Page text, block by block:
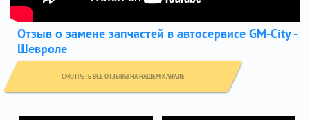
Отзыв о замене запчастей в автосервисе GM-City -
Шевроле
СМОТРЕТЬ ВСЕ ОТЗЫВЫ НА НАШЕМ КАНАЛЕ